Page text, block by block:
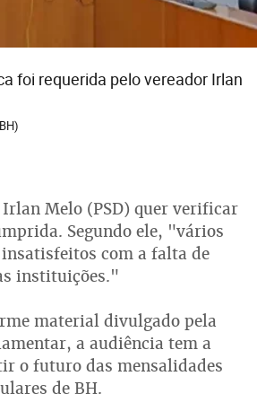
foi requerida pelo vereador Irlan
Melo (PSD) quer verificar
Segundo ele, "vários
insatisfeitos com a falta de
instituições."
material divulgado pela
a audiência tem a
o futuro das mensalidades
de BH.